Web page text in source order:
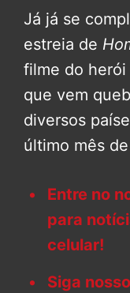
Já já se
estreia de
filme do
que vem
diversos
último mês
Entre no
para
celular!
Siga